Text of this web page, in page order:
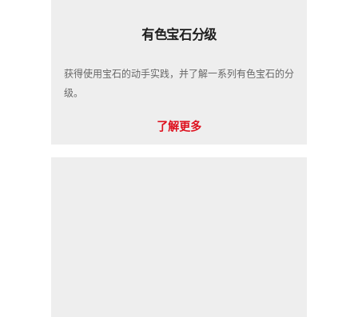
有色宝石分级
获得使用宝石的动手实践，并了解一系列有色宝石的分
级。
了解更多